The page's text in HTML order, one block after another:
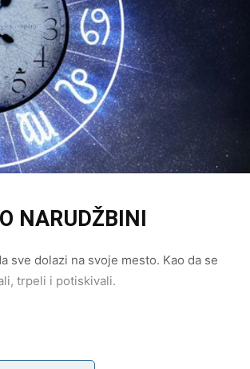
NARUDŽBINI
sve dolazi na svoje mesto. Kao da se
trpeli i potiskivali.
emocije na način koji te konačno